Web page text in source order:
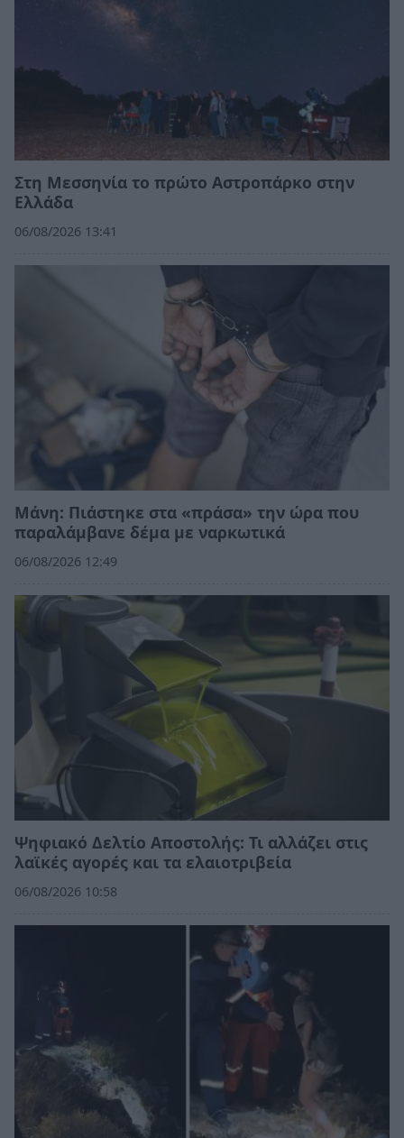
Στη Μεσσηνία το πρώτο Αστροπάρκο στην
Ελλάδα
06/08/2026 13:41
Μάνη: Πιάστηκε στα «πράσα» την ώρα που
παραλάμβανε δέμα με ναρκωτικά
06/08/2026 12:49
Ψηφιακό Δελτίο Αποστολής: Τι αλλάζει στις
λαϊκές αγορές και τα ελαιοτριβεία
06/08/2026 10:58